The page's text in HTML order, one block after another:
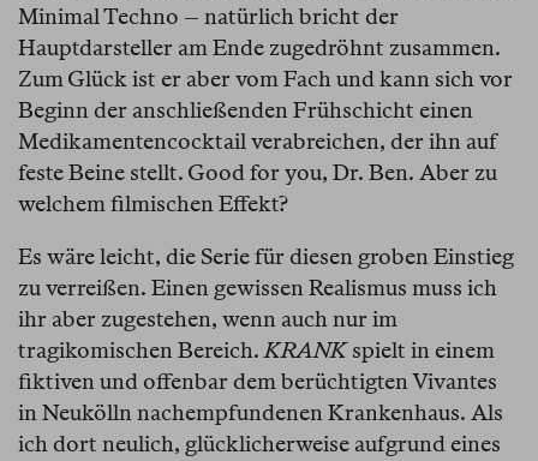
Minimal Techno – natürlich bricht der
Hauptdarsteller am Ende zugedröhnt zusammen.
Zum Glück ist er aber vom Fach und kann sich vor
Beginn der anschließenden Frühschicht einen
Medikamentencocktail verabreichen, der ihn auf
feste Beine stellt. Good for you, Dr. Ben. Aber zu
welchem filmischen Effekt?
Es wäre leicht, die Serie für diesen groben Einstieg
zu verreißen. Einen gewissen Realismus muss ich
ihr aber zugestehen, wenn auch nur im
tragikomischen Bereich.KRANKspielt in einem
fiktiven und offenbar dem berüchtigten Vivantes
in Neukölln nachempfundenen Krankenhaus. Als
ich dort neulich, glücklicherweise aufgrund eines